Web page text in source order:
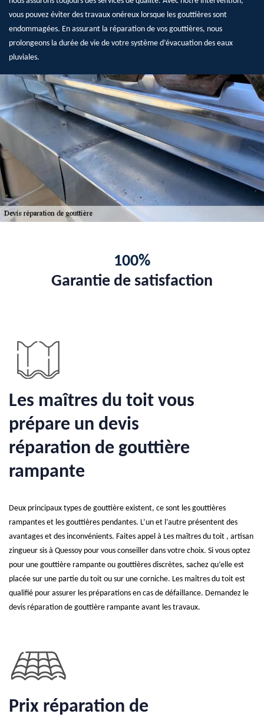
vous pouvez éviter des travaux onéreux lorsque les gouttières sont
endommagées. En assurant la réparation de vos gouttières, nous
prolongeons la durée de vie de votre système d’évacuation des eaux
pluviales.
100%
Garantie de satisfaction
Les maîtres du toit vous
prépare un devis
réparation de gouttière
rampante
Deux principaux types de gouttière existent, ce sont les gouttières
rampantes et les gouttières pendantes. L’un et l’autre présentent des
avantages et des inconvénients. Faites appel à Les maîtres du toit , artisan
zingueur sis à Quessoy pour vous conseiller dans votre choix. Si vous optez
pour une gouttière rampante ou gouttières discrètes, sachez qu’elle est
placée sur une partie du toit ou sur une corniche. Les maîtres du toit est
qualifié pour assurer les préparations en cas de défaillance. Demandez le
devis réparation de gouttière rampante avant les travaux.
Prix réparation de